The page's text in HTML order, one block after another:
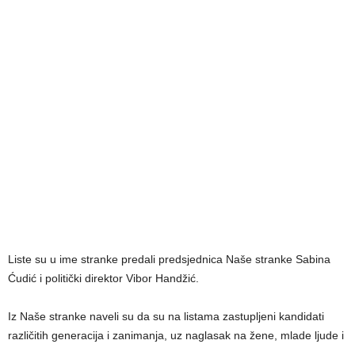
Liste su u ime stranke predali predsjednica Naše stranke Sabina
Ćudić i politički direktor Vibor Handžić.
Iz Naše stranke naveli su da su na listama zastupljeni kandidati
različitih generacija i zanimanja, uz naglasak na žene, mlade ljude i